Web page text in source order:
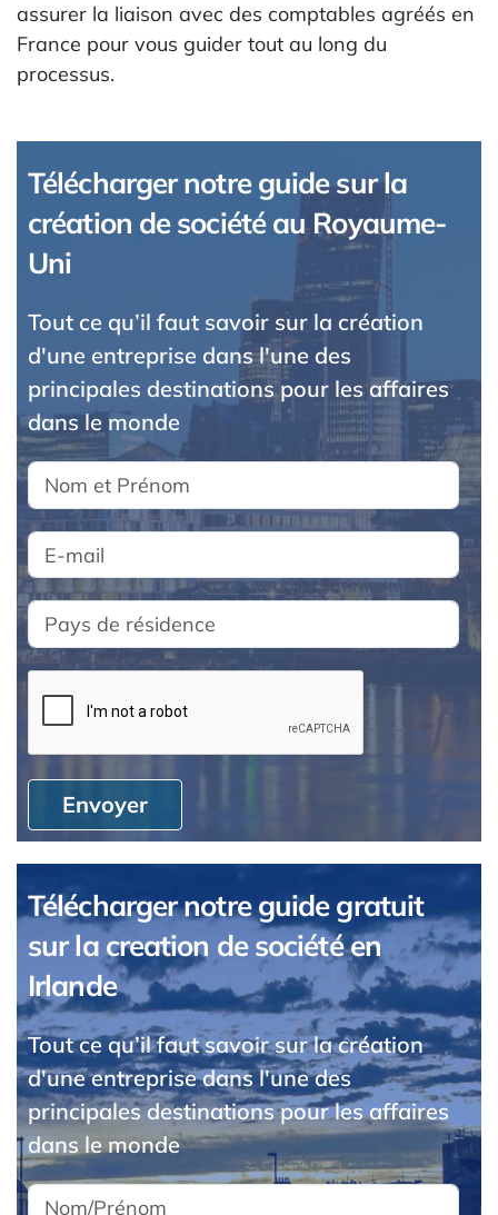
assurer la liaison avec des comptables agréés en
France pour vous guider tout au long du
processus.
Télécharger notre guide sur la
création de société au Royaume-
Uni
Tout ce qu’il faut savoir sur la création
d'une entreprise dans l'une des
principales destinations pour les affaires
dans le monde
Envoyer
Télécharger notre guide gratuit
sur la creation de société en
Irlande
Tout ce qu’il faut savoir sur la création
d'une entreprise dans l'une des
principales destinations pour les affaires
dans le monde